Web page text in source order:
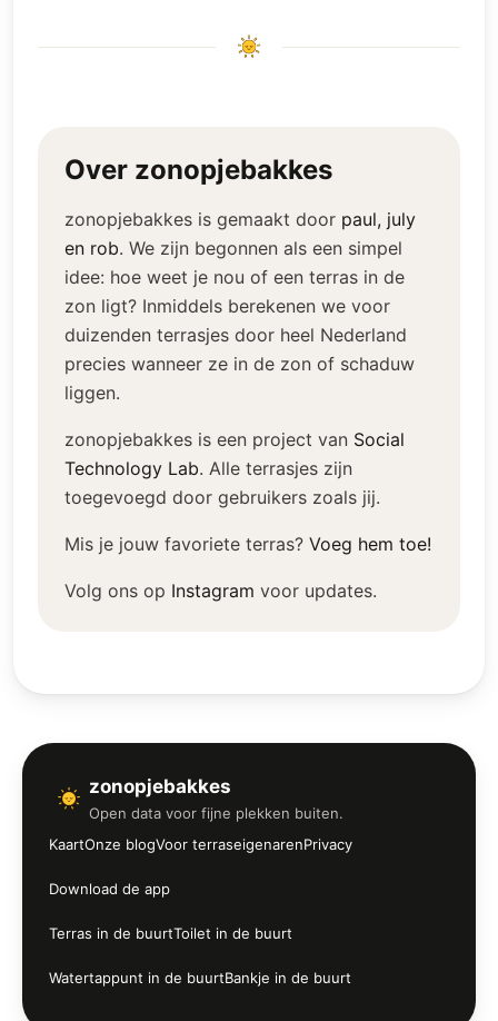
Over zonopjebakkes
zonopjebakkes is gemaakt door paul, july
en rob. We zijn begonnen als een simpel
idee: hoe weet je nou of een terras in de
zon ligt? Inmiddels berekenen we voor
duizenden terrasjes door heel Nederland
precies wanneer ze in de zon of schaduw
liggen.
zonopjebakkes is een project van Social
Technology Lab. Alle terrasjes zijn
toegevoegd door gebruikers zoals jij.
Mis je jouw favoriete terras? Voeg hem toe!
Volg ons op Instagram voor updates.
zonopjebakkes
Open data voor fijne plekken buiten.
KaartOnze blogVoor terraseigenarenPrivacy
Download de app
Terras in de buurtToilet in de buurt
Watertappunt in de buurtBankje in de buurt